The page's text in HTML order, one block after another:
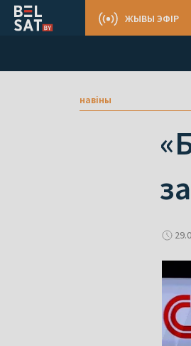
ЖЫВЫ ЭФІР
навіны